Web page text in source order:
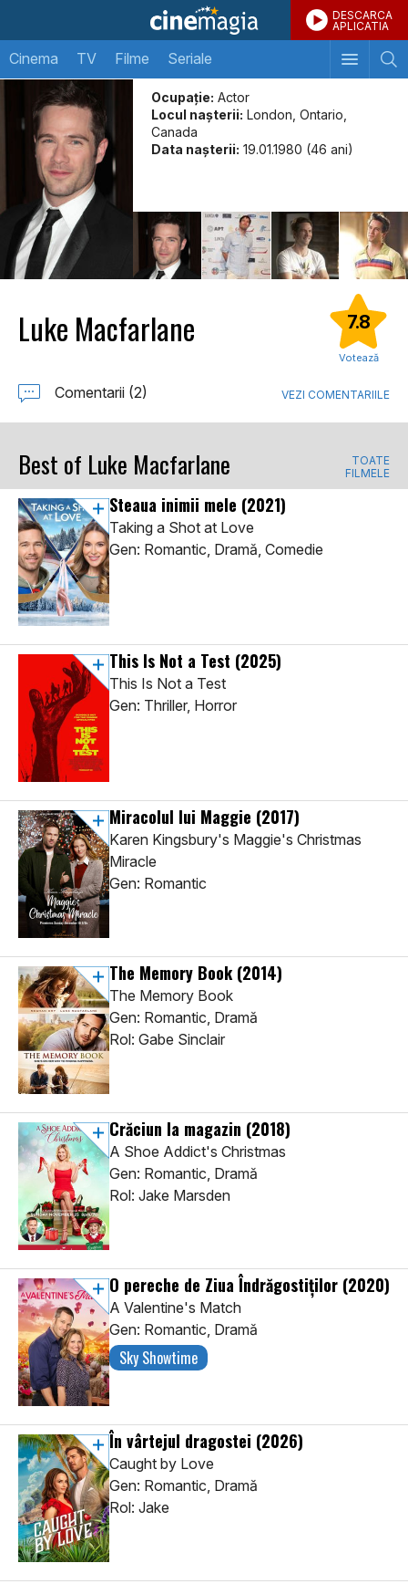
DESCARCA
APLICATIA
Cinema TV Filme Seriale
Ocupație: Actor
Locul naşterii: London, Ontario,
Canada
Data naşterii: 19.01.1980 (46 ani)
Luke Macfarlane 7.8
Votează
Comentarii (2) VEZI COMENTARIILE
Best of Luke Macfarlane
TOATE
FILMELE
Steaua inimii mele (2021)
Taking a Shot at Love
Gen: Romantic, Dramă, Comedie
This Is Not a Test (2025)
This Is Not a Test
Gen: Thriller, Horror
Miracolul lui Maggie (2017)
Karen Kingsbury's Maggie's Christmas
Miracle
Gen: Romantic
The Memory Book (2014)
The Memory Book
Gen: Romantic, Dramă
Rol: Gabe Sinclair
Crăciun la magazin (2018)
A Shoe Addict's Christmas
Gen: Romantic, Dramă
Rol: Jake Marsden
O pereche de Ziua Îndrăgostiților (2020)
A Valentine's Match
Gen: Romantic, Dramă
Sky Showtime
În vârtejul dragostei (2026)
Caught by Love
Gen: Romantic, Dramă
Rol: Jake